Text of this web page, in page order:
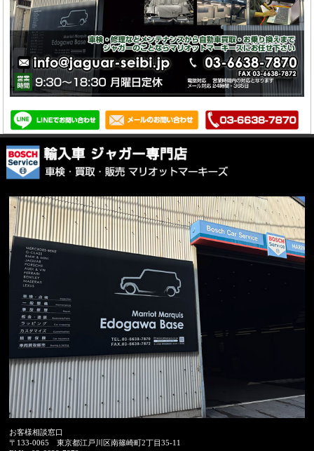
お客様相談窓口
〒133-0065
東京都江戸川区南篠崎町2丁目35-11